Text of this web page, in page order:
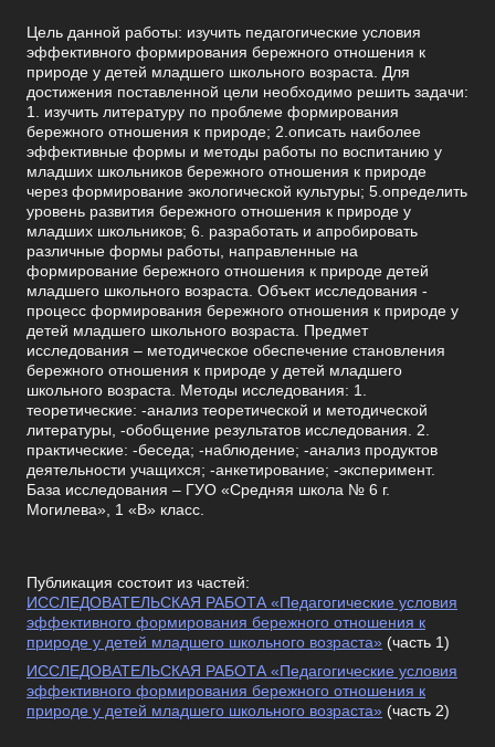
Цель данной работы: изучить педагогические условия
эффективного формирования бережного отношения к
природе у детей младшего школьного возраста. Для
достижения поставленной цели необходимо решить задачи:
1. изучить литературу по проблеме формирования
бережного отношения к природе; 2.описать наиболее
эффективные формы и методы работы по воспитанию у
младших школьников бережного отношения к природе
через формирование экологической культуры; 5.определить
уровень развития бережного отношения к природе у
младших школьников; 6. разработать и апробировать
различные формы работы, направленные на
формирование бережного отношения к природе детей
младшего школьного возраста. Объект исследования -
процесс формирования бережного отношения к природе у
детей младшего школьного возраста. Предмет
исследования – методическое обеспечение становления
бережного отношения к природе у детей младшего
школьного возраста. Методы исследования: 1.
теоретические: -анализ теоретической и методической
литературы, -обобщение результатов исследования. 2.
практические: -беседа; -наблюдение; -анализ продуктов
деятельности учащихся; -анкетирование; -эксперимент.
База исследования – ГУО «Средняя школа № 6 г.
Могилева», 1 «В» класс.
Публикация состоит из частей:
ИССЛЕДОВАТЕЛЬСКАЯ РАБОТА «Педагогические условия
эффективного формирования бережного отношения к
природе у детей младшего школьного возраста» (часть 1)
ИССЛЕДОВАТЕЛЬСКАЯ РАБОТА «Педагогические условия
эффективного формирования бережного отношения к
природе у детей младшего школьного возраста» (часть 2)